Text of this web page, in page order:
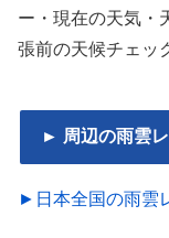
ー・現在の天気・
張前の天候チェッ
► 周辺の雨雲
►日本全国の雨雲